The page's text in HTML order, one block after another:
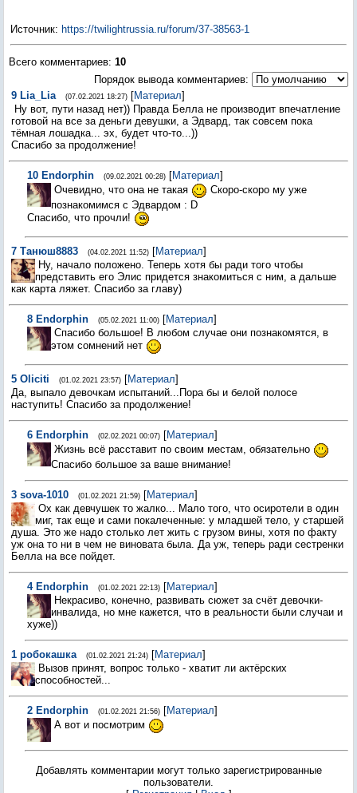
Источник: https://twilightrussia.ru/forum/37-38563-1
Всего комментариев: 10
Порядок вывода комментариев:
9 Lia_Lia (07.02.2021 18:27) [Материал]
Ну вот, пути назад нет)) Правда Белла не производит впечатление
готовой на все за деньги девушки, а Эдвард, так совсем пока
тёмная лошадка... эх, будет что-то...))
Спасибо за продолжение!
10 Endorphin (09.02.2021 00:28) [Материал]
Очевидно, что она не такая
Скоро-скоро му уже
познакомимся с Эдвардом : D
Спасибо, что прочли!
7 Танюш8883 (04.02.2021 11:52) [Материал]
Ну, начало положено. Теперь хотя бы ради того чтобы
представить его Элис придется знакомиться с ним, а дальше
как карта ляжет. Спасибо за главу)
8 Endorphin (05.02.2021 11:00) [Материал]
Спасибо большое! В любом случае они познакомятся, в
этом сомнений нет
5 Oliciti (01.02.2021 23:57) [Материал]
Да, выпало девочкам испытаний...Пора бы и белой полосе
наступить! Спасибо за продолжение!
6 Endorphin (02.02.2021 00:07) [Материал]
Жизнь всё расставит по своим местам, обязательно
Спасибо большое за ваше внимание!
3 sova-1010 (01.02.2021 21:59) [Материал]
Ох как девчушек то жалко... Мало того, что осиротели в один
миг, так еще и сами покалеченные: у младшей тело, у старшей
душа. Это же надо столько лет жить с грузом вины, хотя по факту
уж она то ни в чем не виновата была. Да уж, теперь ради сестренки
Белла на все пойдет.
4 Endorphin (01.02.2021 22:13) [Материал]
Некрасиво, конечно, развивать сюжет за счёт девочки-
инвалида, но мне кажется, что в реальности были случаи и
хуже))
1 робокашка (01.02.2021 21:24) [Материал]
Вызов принят, вопрос только - хватит ли актёрских
способностей...
2 Endorphin (01.02.2021 21:56) [Материал]
А вот и посмотрим
Добавлять комментарии могут только зарегистрированные
пользователи.